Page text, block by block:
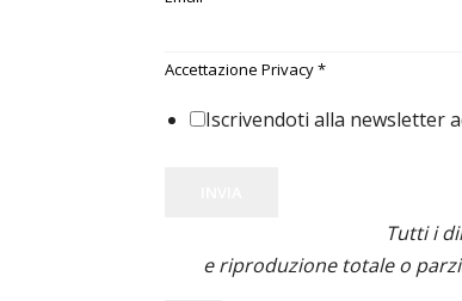
Accettazione Privacy*
Iscrivendoti alla newsletter
Tutti i
e riproduzione totale o